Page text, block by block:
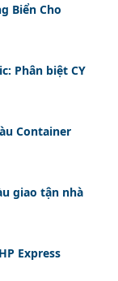
Biển Cho
Phân biệt CY
Container
giao tận nhà
Express